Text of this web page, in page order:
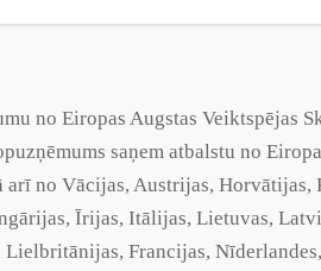
no Eiropas Augstas Veiktspējas
saņem atbalstu no
arī no Vācijas, Austrijas, Horvātijas,
Īrijas, Itālijas, Lietuvas,
Francijas,